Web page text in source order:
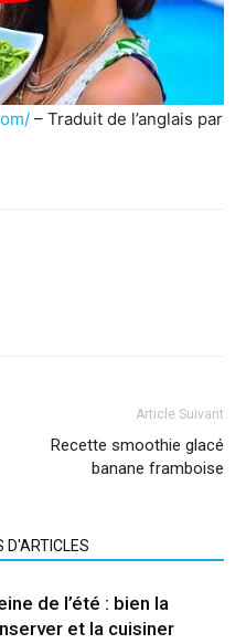
– Traduit de l’anglais par
Article Suivant
Recette smoothie glacé
banane framboise
D'ARTICLES
de l’été : bien la
et la cuisiner